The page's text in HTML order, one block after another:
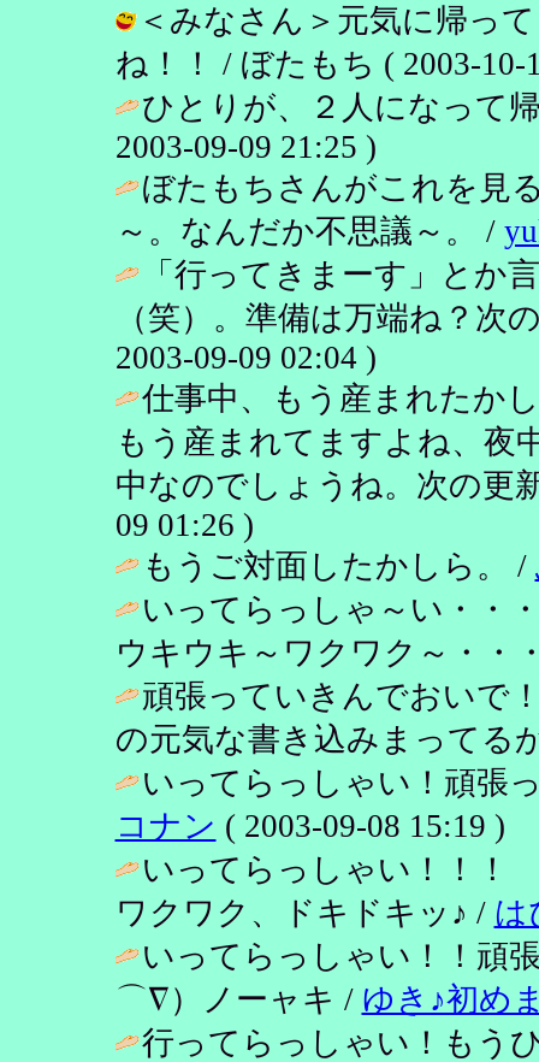
＜みなさん＞元気に帰っ
ね！！ / ぼたもち ( 2003-10-
ひとりが、２人になって
2003-09-09 21:25 )
ぼたもちさんがこれを見
～。なんだか不思議～。 /
「行ってきまーす」とか
（笑）。準備は万端ね？次
2003-09-09 02:04 )
仕事中、もう産まれたか
もう産まれてますよね、
中なのでしょうね。次の更
09 01:26 )
もうご対面したかしら。 /
いってらっしゃ～い・・
ウキウキ～ワクワク～・・
頑張っていきんでおいで
の元気な書き込みまってる
いってらっしゃい！頑張
コナン ( 2003-09-08 15:19 )
いってらっしゃい！！
ワクワク、ドキドキッ♪ / は
いってらっしゃい！！頑
⌒∇）ノーャキ / ゆき♪初め
行ってらっしゃい！もう